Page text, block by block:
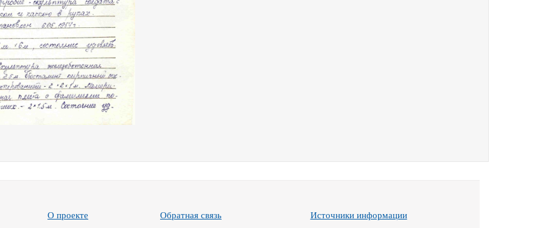
О проекте Обратная связь Источники информации